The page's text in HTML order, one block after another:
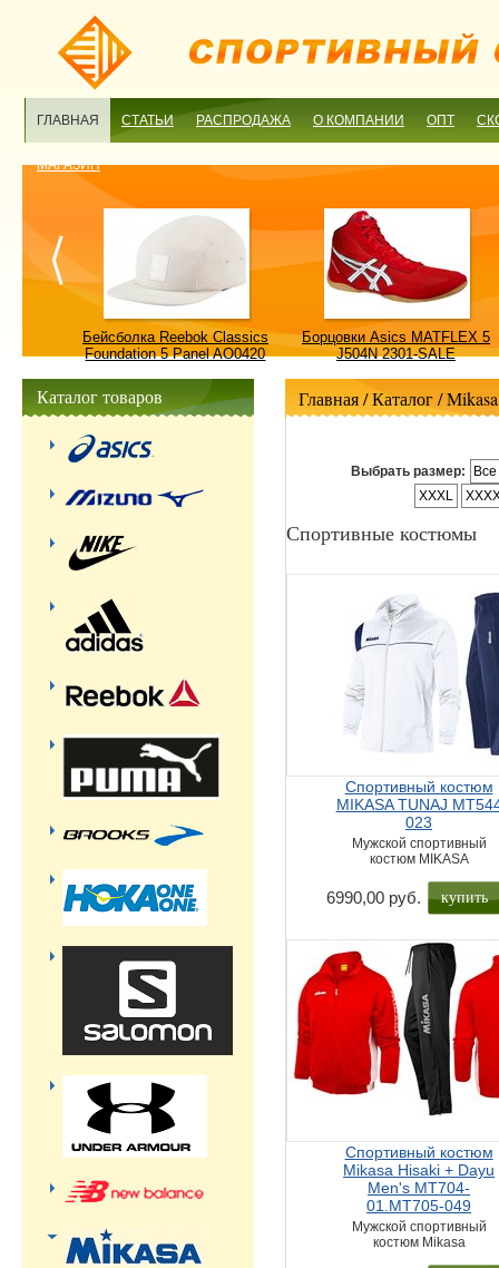
ГЛАВНАЯ СТАТЬИ РАСПРОДАЖА О КОМПАНИИ ОПТ
МАГАЗИН
Бейсболка Reebok Classics
Foundation 5 Panel AO0420
Борцовки Asics MATFLEX 5
J504N 2301-SALE
Главная/ Каталог /Mikasa
Выбрать размер:
XXXL
Спортивные костюмы
Cпортивный костюм
MIKASA TUNAJ
023
Мужской спортивный
костюм MIKASA
6990,00 руб. купить
Спортивный костюм
Mikasa Hisaki + Dayu
Men's MT704-
01.MT705-049
Мужской спортивный
костюм Mikasa
Каталог товаров